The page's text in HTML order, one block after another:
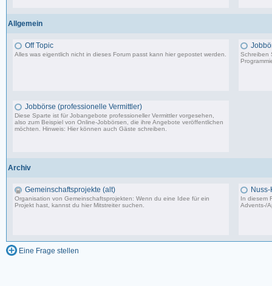
Allgemein
Off Topic
Alles was eigentlich nicht in dieses Forum passt kann hier gepostet werden.
Schreiben
Jobbörse (professionelle Vermittler)
Diese Sparte ist für Jobangebote professioneller Vermittler vorgesehen,
also zum Beispiel von Online-Jobbörsen, die ihre Angebote veröffentlichen
möchten. Hinweis: Hier können auch Gäste schreiben.
Archiv
Gemeinschaftsprojekte (alt)
Organisation von Gemeinschaftsprojekten: Wenn du eine Idee für ein
Projekt hast, kannst du hier Mitstreiter suchen.
Nuss-
In diesem
Advents-/
Eine Frage stellen